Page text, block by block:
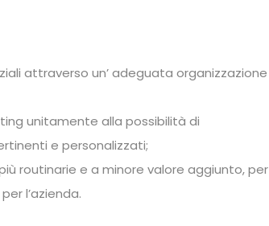
attraverso un’ adeguata organizzazione
unitamente alla possibilità di
e personalizzati;
routinarie e a minore valore aggiunto, per
l’azienda.